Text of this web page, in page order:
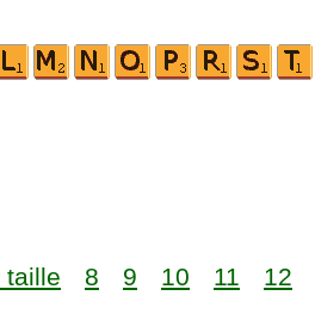
taille 8 9 10 11
12